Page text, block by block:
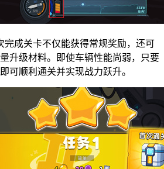
完成关卡不仅能获得常规奖励，还可
升级材料。即使车辆性能尚弱，只要
可顺利通关并实现战力跃升。